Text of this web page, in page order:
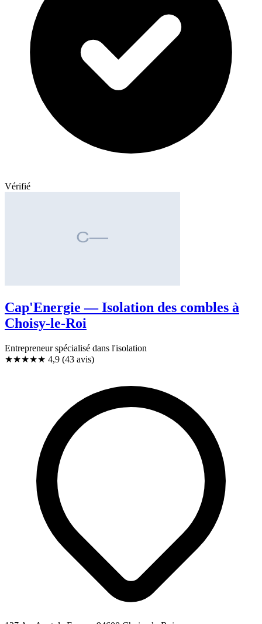
Vérifié
Cap'Energie — Isolation des combles à
Choisy-le-Roi
Entrepreneur spécialisé dans l'isolation
★★★★★ 4,9 (43 avis)